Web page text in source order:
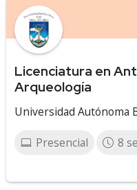
Licenciatura en
Arqueología
Universidad Autónoma
Presencial 8